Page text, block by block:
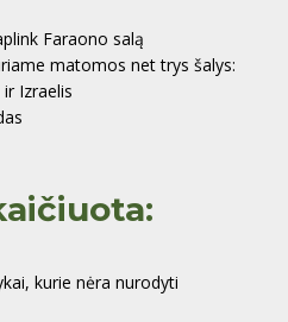
Faraono salą
matomos net trys šalys:
Izraelis
kurie nėra nurodyti